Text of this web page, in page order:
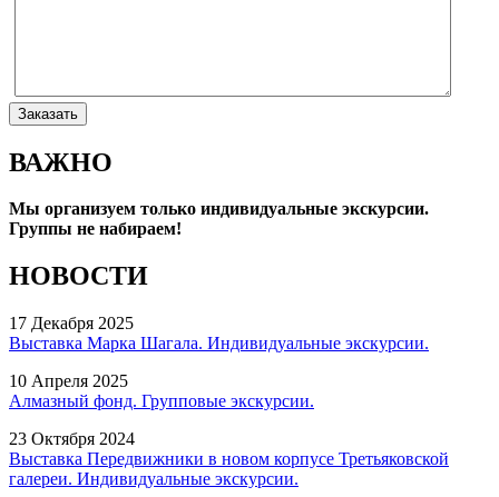
ВАЖНО
Мы организуем только индивидуальные экскурсии.
Группы не набираем!
НОВОСТИ
17 Декабря 2025
Выставка Марка Шагала. Индивидуальные экскурсии.
10 Апреля 2025
Алмазный фонд. Групповые экскурсии.
23 Октября 2024
Выставка Передвижники в новом корпусе Третьяковской
галереи. Индивидуальные экскурсии.